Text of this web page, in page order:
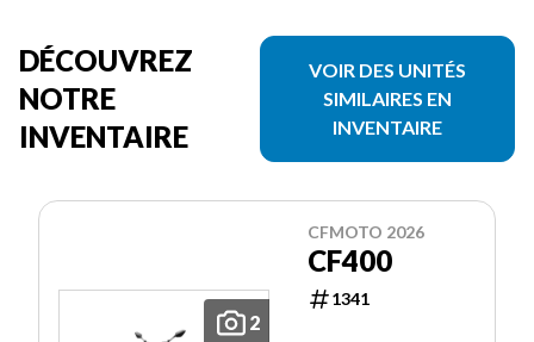
DÉCOUVREZ
NOTRE
INVENTAIRE
VOIR DES UNITÉS
SIMILAIRES EN
INVENTAIRE
2
CFMOTO 2026
CF400
1341